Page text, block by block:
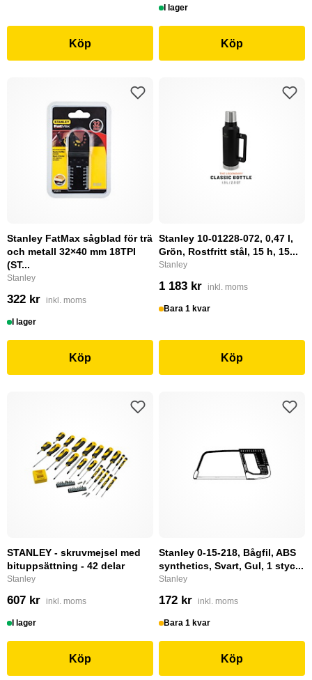
Köp
I lager
Köp
Stanley FatMax sågblad för trä
och metall 32×40 mm 18TPI
(ST...
Stanley
322 kr inkl. moms
I lager
Köp
Stanley 10-01228-072, 0,47 l,
Grön, Rostfritt stål, 15 h, 15...
Stanley
1 183 kr inkl. moms
Bara 1 kvar
Köp
STANLEY - skruvmejsel med
bituppsättning - 42 delar
Stanley
607 kr inkl. moms
I lager
Köp
Stanley 0-15-218, Bågfil, ABS
synthetics, Svart, Gul, 1 styc...
Stanley
172 kr inkl. moms
Bara 1 kvar
Köp